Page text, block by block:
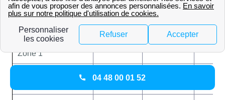
Abonnement
108,85 € 108,85 €
Prix du kWh en
Zone 1
0,1284 €
04 48 00 01 52